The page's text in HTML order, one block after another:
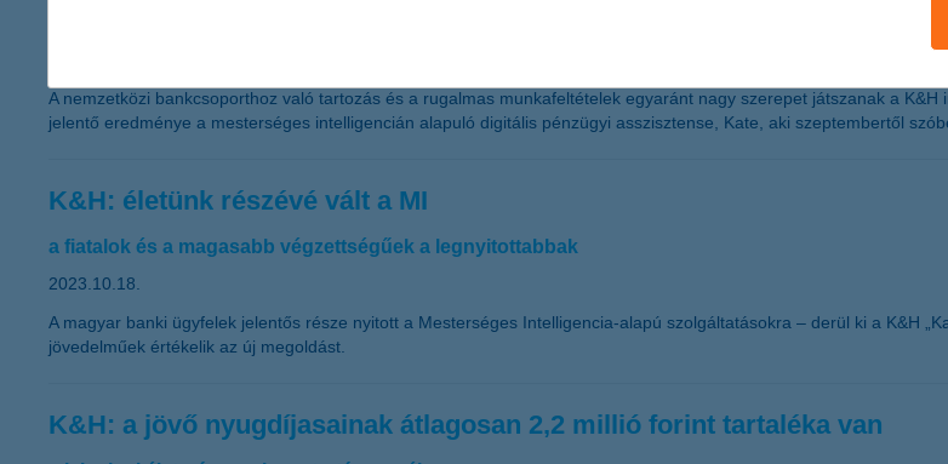
A nemzetközi bankcsoporthoz való tartozás és a rugalmas munkafeltételek egyaránt nagy szerepet játszanak a
jelentő eredménye a mesterséges intelligencián alapuló digitális pénzügyi asszisztense, Kate, aki szeptembertől
K&H: életünk részévé vált a MI
a fiatalok és a magasabb végzettségűek a legnyitottabbak
2023.10.18.
A magyar banki ügyfelek jelentős része nyitott a Mesterséges Intelligencia-alapú szolgáltatásokra – derül ki a K&H
jövedelműek értékelik az új megoldást.
K&H: a jövő nyugdíjasainak átlagosan 2,2 millió forint tartaléka van